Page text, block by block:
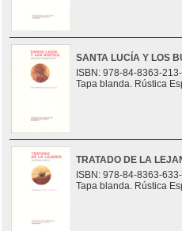
SANTA LUCÍA Y LOS
ISBN: 978-84-8363-
Tapa blanda. Rústica
TRATADO DE LA
ISBN: 978-84-8363-
Tapa blanda. Rústica